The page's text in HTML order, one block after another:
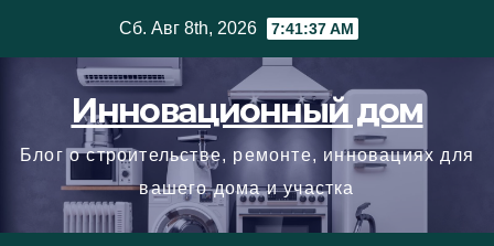
Сб. Авг 8th, 2026 7:41:37 AM
Инновационный дом
Блог о строительстве, ремонте, инновациях для
вашего дома и участка